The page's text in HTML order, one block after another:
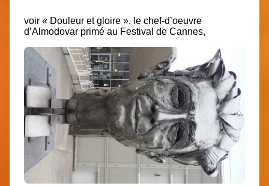
voir « Douleur et gloire », le chef-d’oeuvre
d’Almodovar primé au Festival de Cannes,